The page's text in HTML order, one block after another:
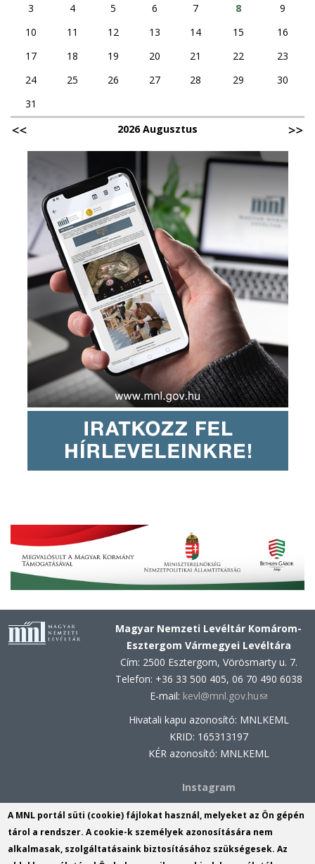
3
4 5 6 7 8
9
10
11 12 13 14 15
16
17
18 19 20 21 22
23
24
25 26 27 28 29
30
31
2026 Augusztus
Magyar Nemzeti Levéltár Komárom-
Esztergom Vármegyei Levéltára
Cím: 2500 Esztergom, Vörösmarty u. 7.
Telefon: +36 33 500 405, 06 70 490 6038
E-mail: kevl@mnl.gov.hu(link
Hivatali kapu azonosító: MNLKEML
KRID: 165313197
KÉR azonosító: MNLKEML
Instagram
Facebook
MNL Komárom-Esztergom Vármegyei
Levéltárának Komáromi Fióklevéltára
A MNL portál süti (cookie) fájlokat használ, melyeket az Ön gépén
tárol a rendszer. A cookie-k személyek azonosítására nem
alkalmasak, szolgáltatásaink biztosításához szükségesek. Az